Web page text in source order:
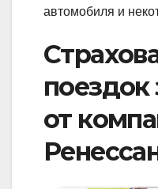
автомобиля и
поездок
от